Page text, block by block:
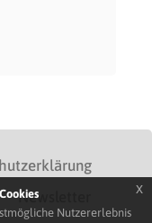
Newsletter
Nutzererlebnis
x